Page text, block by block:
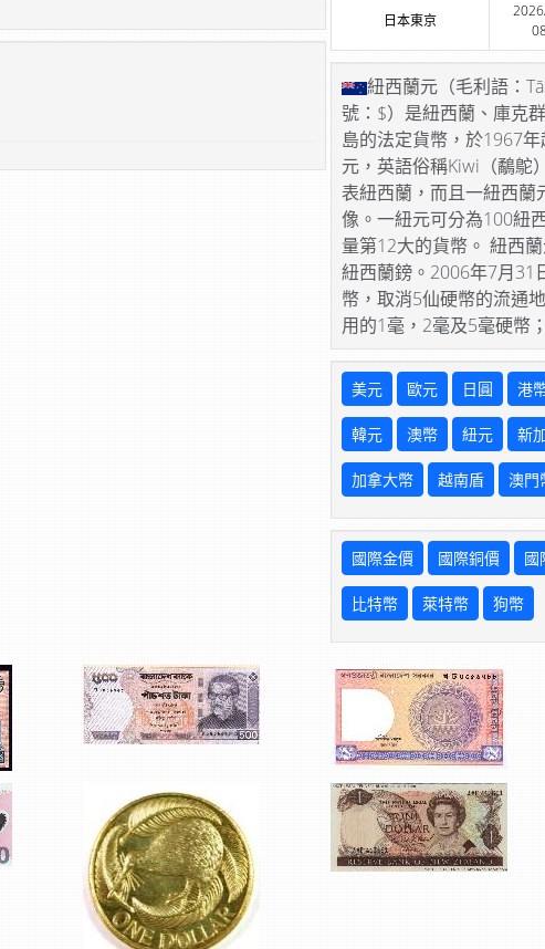
日本東京
紐西蘭元（毛利語：
號：$）是紐西蘭、庫克
島的法定貨幣，於1967
元，英語俗稱Kiwi（鷸鴕
表紐西蘭，而且一紐西蘭
像。一紐元可分為100紐
量第12大的貨幣。 紐西
紐西蘭鎊。2006年7月31
幣，取消5仙硬幣的流通
用的1毫，2毫及5毫硬幣
美元 歐元 日圓 港
韓元 澳幣 紐元 新
加拿大幣 越南盾 澳門
國際金價 國際銅價 國
比特幣 萊特幣 狗幣